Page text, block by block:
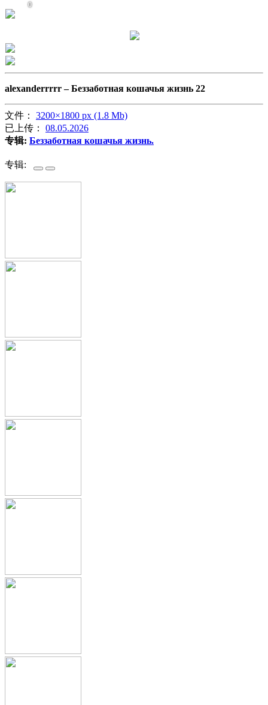
0
alexanderrrrr –Беззаботная кошачья жизнь 22
文件： 3200×1800 px (1.8 Mb)
已上传： 08.05.2026
专辑: Беззаботная кошачья жизнь.
专辑: